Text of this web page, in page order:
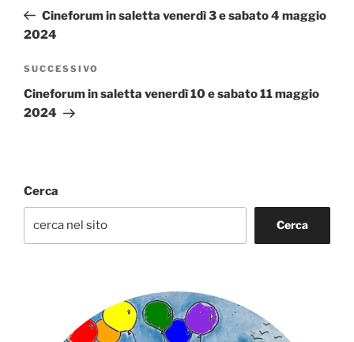
precedente:
Cineforum in saletta venerdì 3 e sabato 4 maggio
2024
Articolo
successivo
SUCCESSIVO
Cineforum in saletta venerdì 10 e sabato 11 maggio
2024
Cerca
Cerca